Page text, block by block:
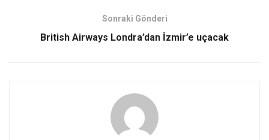
Sonraki Gönderi
British Airways Londra’dan İzmir’e uçacak